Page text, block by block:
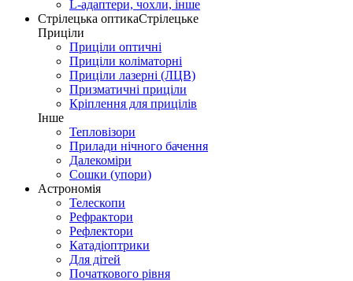
L-адаптери, чохли, інше
Стрілецька оптикаСтрілецьке
Приціли
Приціли оптичні
Приціли коліматорні
Приціли лазерні (ЛЦВ)
Призматичні приціли
Кріплення для прицілів
Інше
Тепловізори
Прилади нічного бачення
Далекоміри
Сошки (упори)
Астрономія
Телескопи
Рефрактори
Рефлектори
Катадіоптрики
Для дітей
Початкового рівня